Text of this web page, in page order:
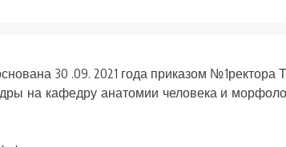
30 .09. 2021 года приказом №1ректора
на кафедру анатомии человека и